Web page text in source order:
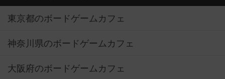
東京都のボードゲームカフェ
神奈川県のボードゲームカフェ
大阪府のボードゲームカフェ